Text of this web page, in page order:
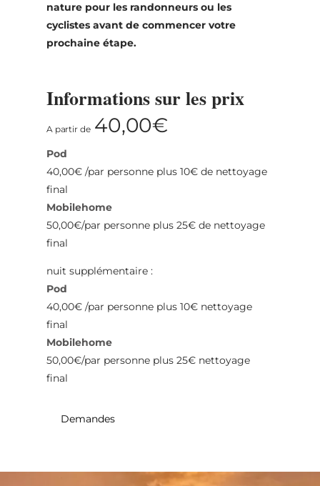
nature pour les randonneurs ou les
cyclistes avant de commencer votre
prochaine étape.
Informations sur les prix
A partir de 40,00€
Pod
40,00€ /par personne plus 10€ de nettoyage
final
Mobilehome
50,00€/par personne plus 25€ de nettoyage
final
nuit supplémentaire :
Pod
40,00€ /par personne plus 10€ nettoyage
final
Mobilehome
50,00€/par personne plus 25€ nettoyage
final
Demandes
31 1 2 3 4 5